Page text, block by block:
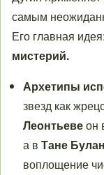
самым
Его главная идея:
мистерий.
Архетипы
звезд как
Леонтьевеон
а в Тане
воплощение